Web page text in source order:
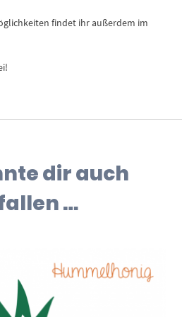
findet ihr außerdem im
dir auch
…